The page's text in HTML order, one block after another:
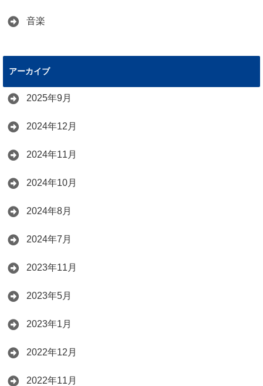
音楽
アーカイブ
2025年9月
2024年12月
2024年11月
2024年10月
2024年8月
2024年7月
2023年11月
2023年5月
2023年1月
2022年12月
2022年11月